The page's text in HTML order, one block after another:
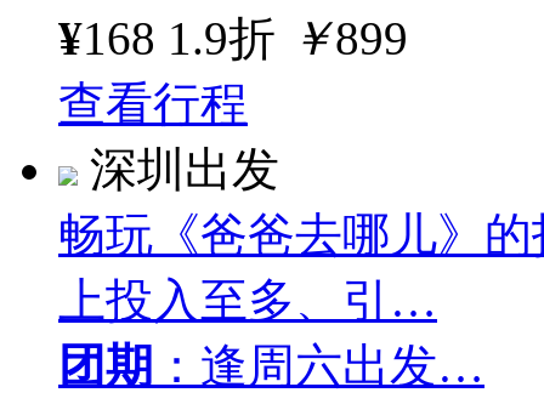
¥168 1.9折 ￥899
查看行程
深圳出发
畅玩《爸爸去哪儿》
上投入至多、引…
团期 ：逢周六出发…